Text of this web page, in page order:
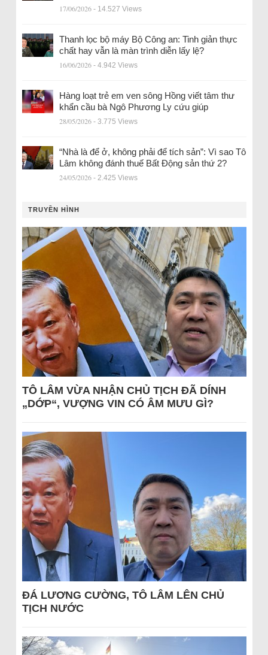
17/06/2026 - 14.527 Views
Thanh lọc bộ máy Bộ Công an: Tinh giản thực
chất hay vẫn là màn trình diễn lấy lệ?
16/06/2026 - 4.942 Views
Hàng loạt trẻ em ven sông Hồng viết tâm thư
khẩn cầu bà Ngô Phương Ly cứu giúp
28/05/2026 - 3.775 Views
“Nhà là để ở, không phải để tích sản”: Vì sao Tô
Lâm không đánh thuế Bất Động sản thứ 2?
24/05/2026 - 2.425 Views
TRUYỀN HÌNH
TÔ LÂM VỪA NHẬN CHỦ TỊCH ĐÃ DÍNH
„DỚP“, VƯỢNG VIN CÓ ÂM MƯU GÌ?
ĐÁ LƯƠNG CƯỜNG, TÔ LÂM LÊN CHỦ
TỊCH NƯỚC